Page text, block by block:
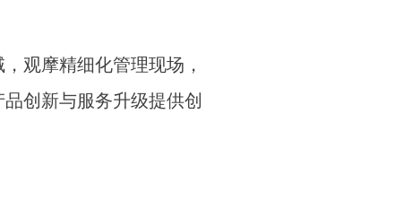
观摩精细化管理现场，
创新与服务升级提供创